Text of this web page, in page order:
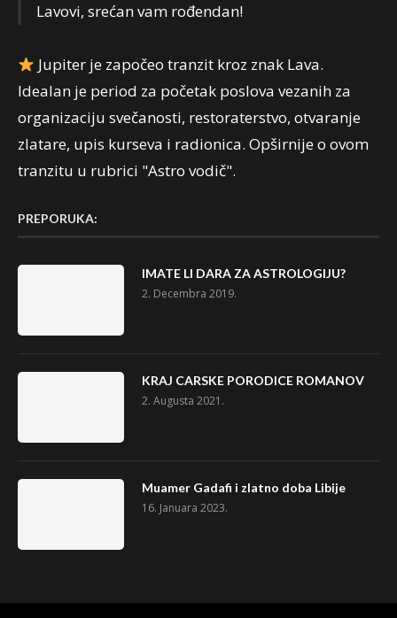
Lavovi, srećan vam rođendan!
Jupiter je započeo tranzit kroz znak Lava.
Idealan je period za početak poslova vezanih za
organizaciju svečanosti, restoraterstvo, otvaranje
zlatare, upis kurseva i radionica. Opširnije o ovom
tranzitu u rubrici "Astro vodič".
PREPORUKA:
IMATE LI DARA ZA ASTROLOGIJU?
2. Decembra 2019.
KRAJ CARSKE PORODICE ROMANOV
2. Augusta 2021.
Muamer Gadafi i zlatno doba Libije
16. Januara 2023.